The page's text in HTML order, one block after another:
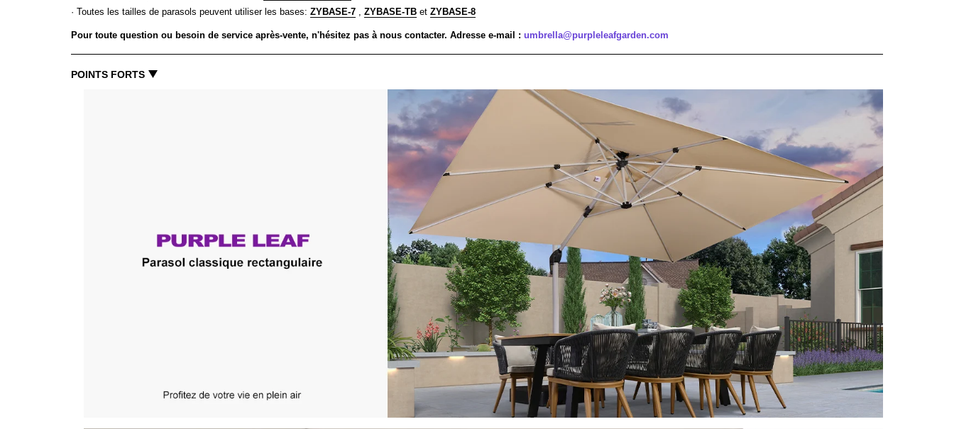
· Toutes les tailles de parasols peuvent utiliser les bases: ZYBASE-7 ZYBASE-TB et ZYBASE-8
Pour toute question ou besoin de service après-vente, n'hésitez pas à nous contacter. Adresse e-mail : umbrella@purpleleafgarden.com
POINTS FORTS